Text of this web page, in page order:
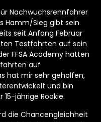
Nachwuchsrennfahrer
Hamm/Sieg gibt sein
seit Anfang Februar
Testfahrten auf sein
FFSA Academy hatten
auf
hat mir sehr geholfen,
und bin
jährige Rookie.
die Chancengleichheit